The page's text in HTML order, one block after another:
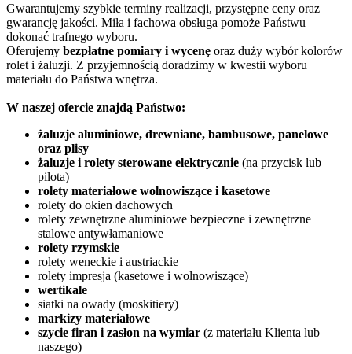
Gwarantujemy szybkie terminy realizacji, przystępne ceny oraz
gwarancję jakości. Miła i fachowa obsługa pomoże Państwu
dokonać trafnego wyboru.
Oferujemy bezpłatne pomiary i wycenę oraz duży wybór kolorów
rolet i żaluzji. Z przyjemnością doradzimy w kwestii wyboru
materiału do Państwa wnętrza.
W naszej ofercie znajdą Państwo:
żaluzje aluminiowe, drewniane, bambusowe, panelowe
oraz plisy
żaluzje i rolety sterowane elektrycznie (na przycisk lub
pilota)
rolety materiałowe wolnowiszące i kasetowe
rolety do okien dachowych
rolety zewnętrzne aluminiowe bezpieczne i zewnętrzne
stalowe antywłamaniowe
rolety rzymskie
rolety weneckie i austriackie
rolety impresja (kasetowe i wolnowiszące)
wertikale
siatki na owady (moskitiery)
markizy materiałowe
szycie firan i zasłon na wymiar (z materiału Klienta lub
naszego)